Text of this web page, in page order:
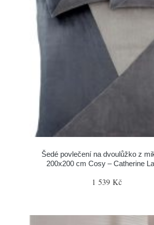
Šedé povlečení na dvoulůžko z
200x200 cm Cosy – Catherine
1 539 Kč